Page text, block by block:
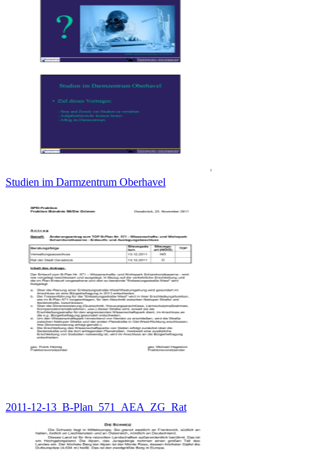
Studien im Darmzentrum Oberhavel
2011-12-13_B-Plan_571_AEA_ZG_Rat